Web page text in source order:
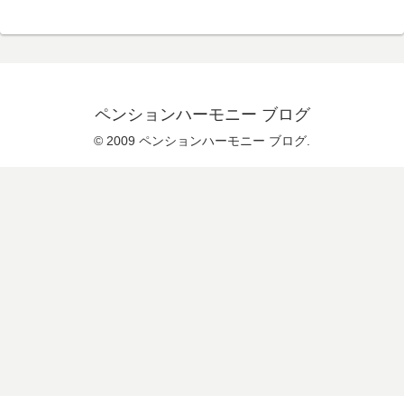
ペンションハーモニー ブログ
© 2009 ペンションハーモニー ブログ.